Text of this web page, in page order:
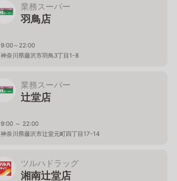
業務スーパー
羽鳥店
9:00～22:00
神奈川県藤沢市羽鳥3丁目1-8
業務スーパー
辻堂店
9:00 ～ 22:00
神奈川県藤沢市辻堂元町四丁目17-14
ツルハドラッグ
湘南辻堂店